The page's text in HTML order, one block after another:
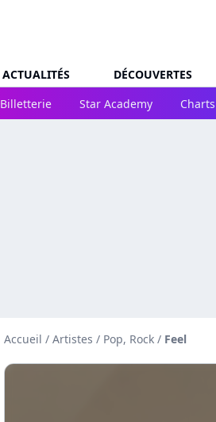
ACTUALITÉS DÉCOUVERTES
Billetterie
Star Academy
Accueil / Artistes / Pop, Rock / Feel